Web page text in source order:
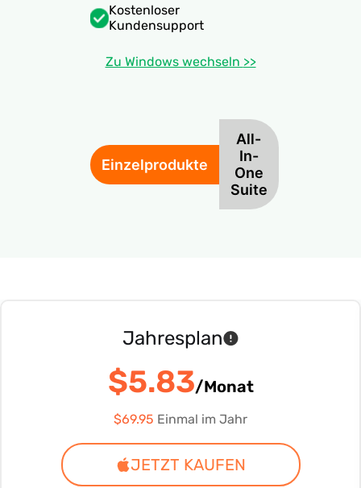
Kostenloser
Kundensupport
Zu Windows wechseln >>
Einzelprodukte
All-
In-
One
Suite
Jahresplan
$5.83/Monat
$69.95 Einmal im Jahr
JETZT KAUFEN